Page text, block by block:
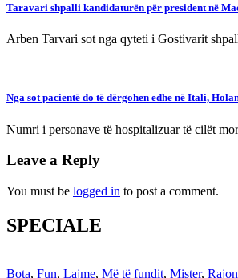
Taravari shpalli kandidaturën për president në
Arben Tarvari sot nga qyteti i Gostivarit
Nga sot pacientë do të dërgohen edhe në Itali,
Numri i personave të hospitalizuar të cilët
Leave a Reply
You must be logged in to post a comment.
SPECIALE
Bota, Fun, Lajme, Më të fundit, Mister,